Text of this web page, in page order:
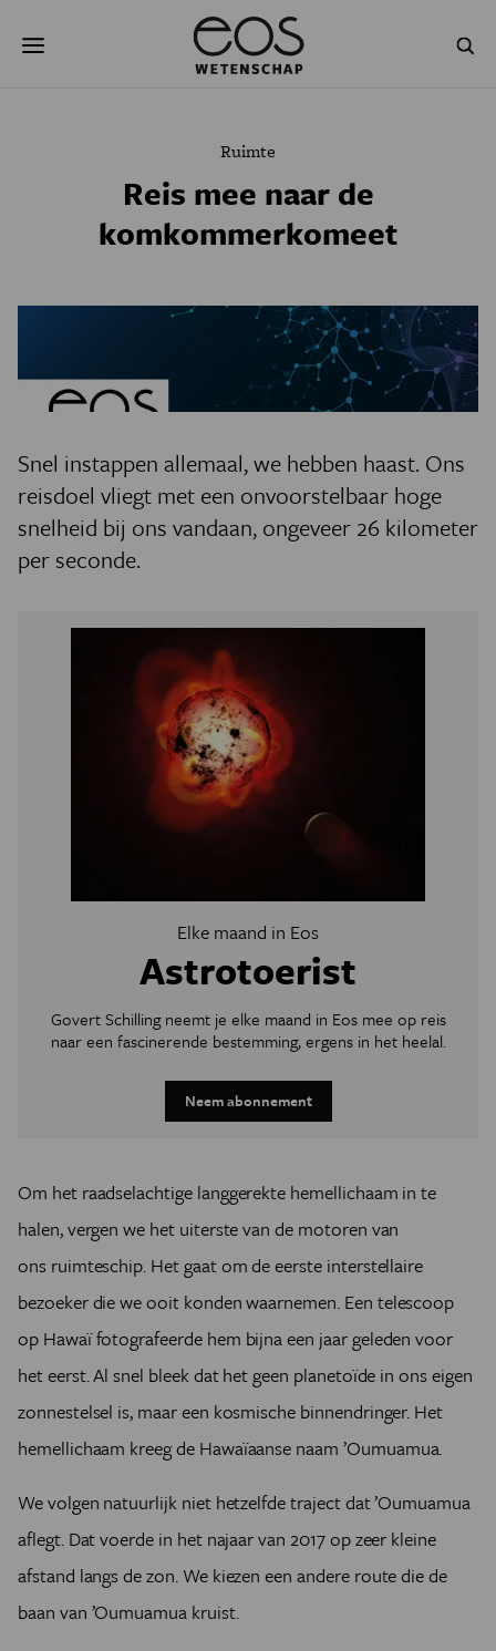
naar
NATUURWETENSCHAPPEN GESCHIEDENIS
AGENDA
JONGE UITDAGERS
Ruimte
Reis mee naar de
komkommerkomeet
Snel instappen allemaal, we hebben haast. Ons
reisdoel vliegt met een onvoorstelbaar hoge
snelheid bij ons vandaan, ongeveer 26 kilometer
per seconde.
Elke maand in Eos
Astrotoerist
Govert Schilling neemt je elke maand in Eos mee op reis
naar een fascinerende bestemming, ergens in het heelal.
Neem abonnement
Om het raadselachtige langgerekte hemellichaam in te
halen, vergen we het uiterste van de motoren van
ons ruimteschip. Het gaat om de eerste interstellaire
bezoeker die we ooit konden waarnemen. Een telescoop
op Hawaï fotografeerde hem bijna een jaar geleden voor
het eerst. Al snel bleek dat het geen planetoïde in ons eigen
zonnestelsel is, maar een kosmische binnendringer. Het
hemellichaam kreeg de Hawaïaanse naam ’Oumuamua.
We volgen natuurlijk niet hetzelfde traject dat ’Oumuamua
aflegt. Dat voerde in het najaar van 2017 op zeer kleine
afstand langs de zon. We kiezen een andere route die de
baan van ’Oumuamua kruist.